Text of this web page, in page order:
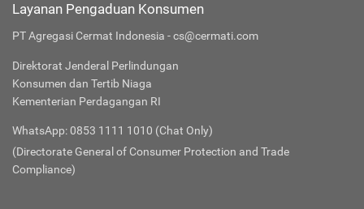
Layanan Pengaduan Konsumen
PT Agregasi Cermat Indonesia - cs@cermati.com
Direktorat Jenderal Perlindungan
Konsumen dan Tertib Niaga
Kementerian Perdagangan RI
WhatsApp: 0853 1111 1010 (Chat Only)
(Directorate General of Consumer Protection and Trade
Compliance)